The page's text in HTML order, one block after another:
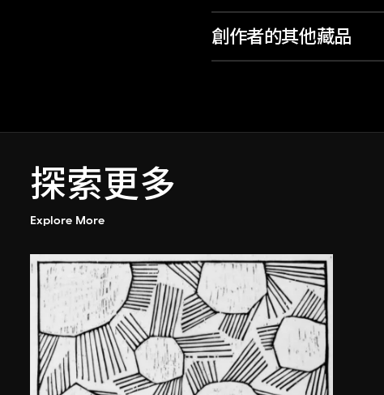
創作者的其他藏品
探索更多
Explore More